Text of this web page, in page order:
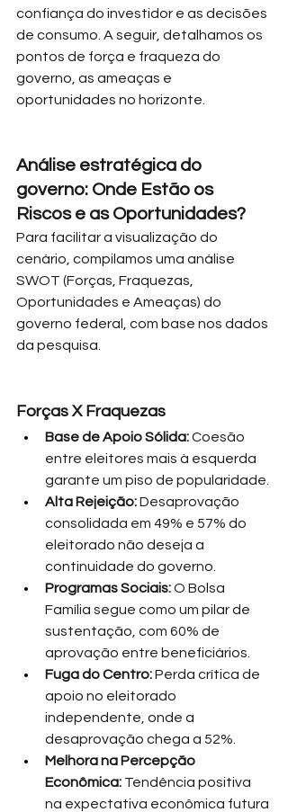
confiança do investidor e as decisões
de consumo. A seguir, detalhamos os
pontos de força e fraqueza do
governo, as ameaças e
oportunidades no horizonte.
Análise estratégica do
governo: Onde Estão os
Riscos e as Oportunidades?
Para facilitar a visualização do
cenário, compilamos uma análise
SWOT (Forças, Fraquezas,
Oportunidades e Ameaças) do
governo federal, com base nos dados
da pesquisa.
Forças X Fraquezas
Base de Apoio Sólida: Coesão
entre eleitores mais à esquerda
garante um piso de popularidade.
Alta Rejeição: Desaprovação
consolidada em 49% e 57% do
eleitorado não deseja a
continuidade do governo.
Programas Sociais: O Bolsa
Família segue como um pilar de
sustentação, com 60% de
aprovação entre beneficiários.
Fuga do Centro: Perda crítica de
apoio no eleitorado
independente, onde a
desaprovação chega a 52%.
Melhora na Percepção
Econômica: Tendência positiva
na expectativa econômica futura